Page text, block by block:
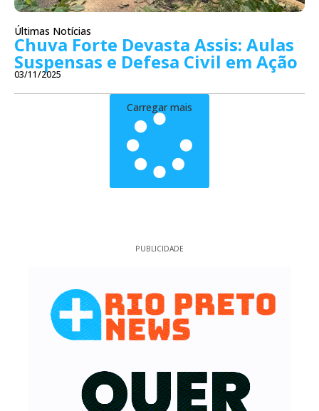
Últimas Notícias
Chuva Forte Devasta Assis: Aulas
Suspensas e Defesa Civil em Ação
03/11/2025
Carregar mais
PUBLICIDADE